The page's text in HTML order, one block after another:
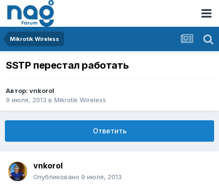
Mikrotik Wireless
SSTP перестал работать
Автор: vnkorol
9 июля, 2013 в Mikrotik Wireless
Ответить
vnkorol
Опубликовано 9 июля, 2013